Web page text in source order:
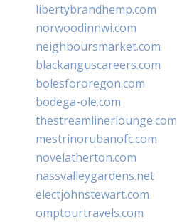
libertybrandhemp.com
norwoodinnwi.com
neighboursmarket.com
blackanguscareers.com
bolesfororegon.com
bodega-ole.com
thestreamlinerlounge.com
mestrinorubanofc.com
novelatherton.com
nassvalleygardens.net
electjohnstewart.com
omptourtravels.com